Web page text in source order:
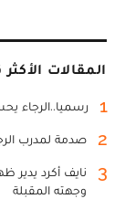
المقالات الأكثر
1 رسميا..الرجاء
2 صدمة لمدرب
3
نايف أكرد يدير
وجهته المقبلة